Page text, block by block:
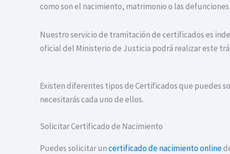
como son el nacimiento, matrimonio o las
Nuestro servicio de tramitación de certificados es
oficial del Ministerio de Justicia podrá realizar este
Existen diferentes tipos de Certificados que puedes
necesitarás cada uno de ellos.
Solicitar Certificado de Nacimiento
Puedes solicitar uncertificado de nacimiento online